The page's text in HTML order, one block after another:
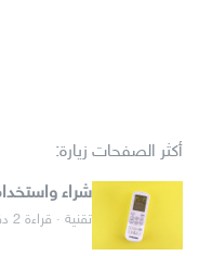
أكثر الصفحات زيارة:
شراء
تقنية · قراءة 2 دقائق